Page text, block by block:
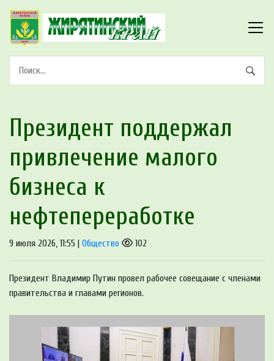
Президент поддержал
привлечение малого
бизнеса к
нефтепереработке
9 июля 2026, 11:55 | Общество 102
Президент Владимир Путин провел рабочее совещание с членами
правительства и главами регионов.